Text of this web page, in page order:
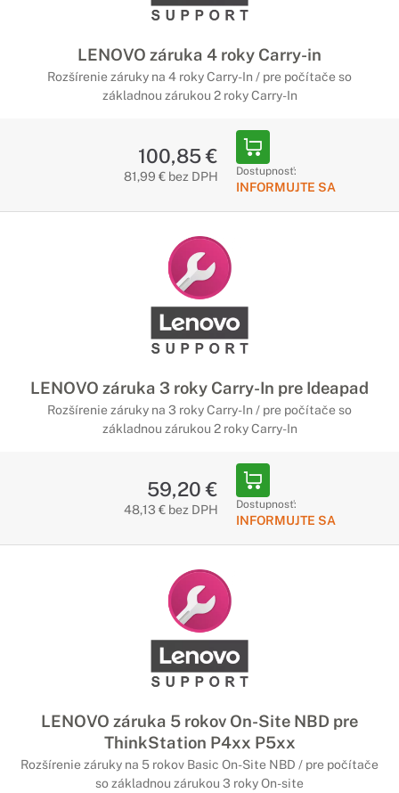
LENOVO záruka 4 roky Carry-in
Rozšírenie záruky na 4 roky Carry-In / pre počítače so
základnou zárukou 2 roky Carry-In
100,85 €
81,99 € bez DPH Dostupnosť:
INFORMUJTE SA
LENOVO záruka 3 roky Carry-In pre Ideapad
Rozšírenie záruky na 3 roky Carry-In / pre počítače so
základnou zárukou 2 roky Carry-In
59,20 €
48,13 € bez DPH Dostupnosť:
INFORMUJTE SA
LENOVO záruka 5 rokov On-Site NBD pre
ThinkStation P4xx P5xx
Rozšírenie záruky na 5 rokov Basic On-Site NBD / pre počítače
so základnou zárukou 3 roky On-site